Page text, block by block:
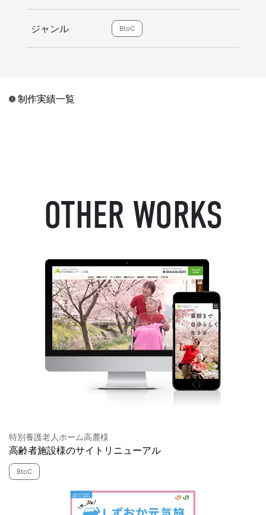
ジャンル BtoC
制作実績一覧
OTHER WORKS
特別養護老人ホーム高麓様
高齢者施設様のサイトリニューアル
BtoC